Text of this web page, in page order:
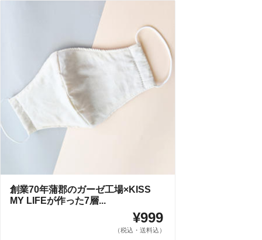
創業70年蒲郡のガーゼ工場×KISS
MY LIFEが作った7層...
¥999
（税込・送料込）